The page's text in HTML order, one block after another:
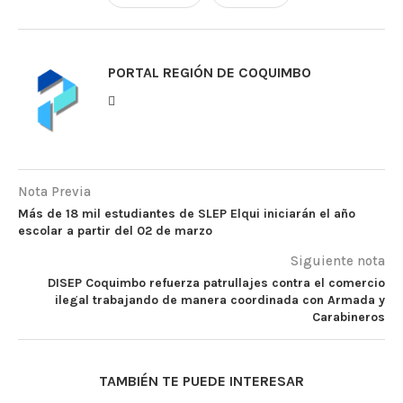
PORTAL REGIÓN DE COQUIMBO
Nota Previa
Más de 18 mil estudiantes de SLEP Elqui iniciarán el año
escolar a partir del 02 de marzo
Siguiente nota
DISEP Coquimbo refuerza patrullajes contra el comercio
ilegal trabajando de manera coordinada con Armada y
Carabineros
TAMBIÉN TE PUEDE INTERESAR